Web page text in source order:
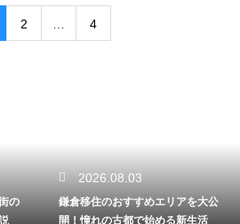
2 4
の
2026.08.03
鎌倉移住のおすすめエリアを大公
開！憧れの古都で始める新生活